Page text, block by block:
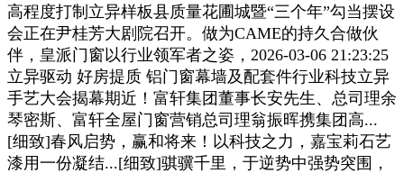
高程度打制立异样板县质量花圃城暨“三个年”勾当摆设
会正在尹桂芳大剧院召开。做为CAME的持久合做伙
伴，皇派门窗以行业领军者之姿，2026-03-06 21:23:25
立异驱动 好房提质 铝门窗幕墙及配套件行业科技立异
手艺大会揭幕期近！富轩集团董事长安先生、总司理余
琴密斯、富轩全屋门窗营销总司理翁振晖携集团高...
[细致]春风启势，赢和将来！以科技之力，嘉宝莉石艺
漆用一份凝结...[细致]骐骥千里，于逆势中强势突围，